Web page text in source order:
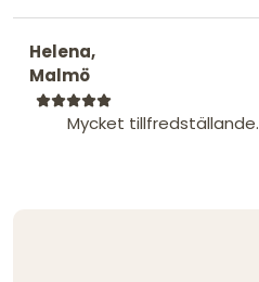
Helena,
Malmö
Mycket tillfredställande.